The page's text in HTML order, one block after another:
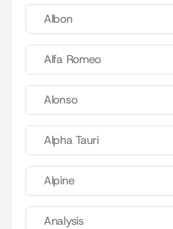
Albon
Alfa Romeo
Alonso
Alpha Tauri
Alpine
Analysis